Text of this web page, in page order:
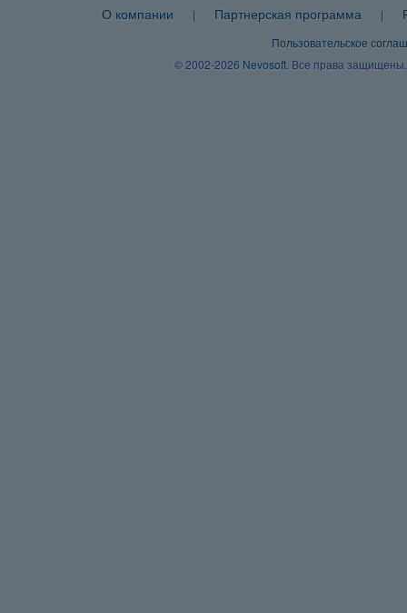
О компании | Партнерская программа |
Пользовательское
© 2002-2026 Nevosoft . Все права защищены